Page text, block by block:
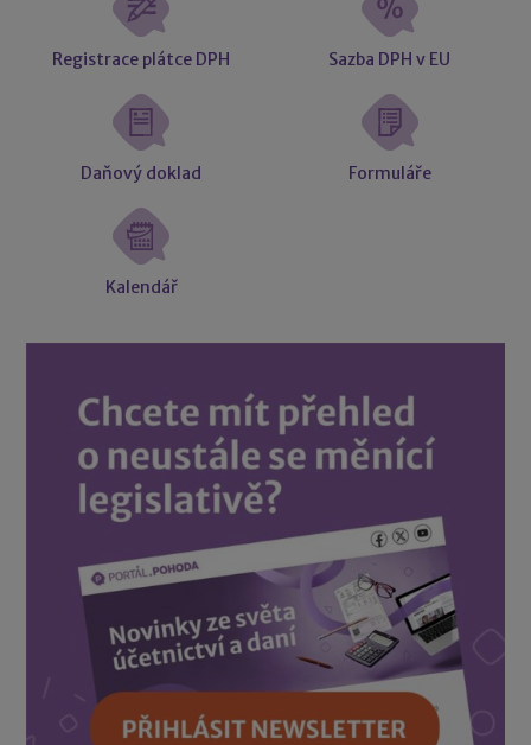
Registrace plátce DPH Sazba DPH v EU
Daňový doklad Formuláře
Kalendář